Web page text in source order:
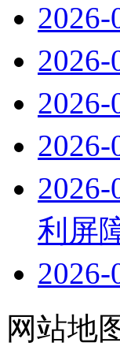
2026-
2026-
2026-
2026-
2026-
利屏
2026-
网站地